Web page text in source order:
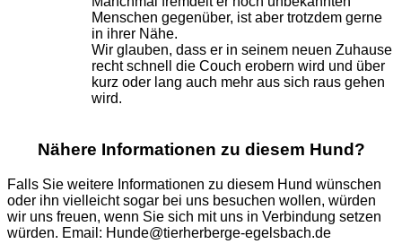
Menschen gegenüber, ist aber trotzdem gerne
in ihrer Nähe.
Wir glauben, dass er in seinem neuen Zuhause
recht schnell die Couch erobern wird und über
kurz oder lang auch mehr aus sich raus gehen
wird.
Nähere Informationen zu diesem Hund?
Falls Sie weitere Informationen zu diesem Hund wünschen
oder ihn vielleicht sogar bei uns besuchen wollen, würden
wir uns freuen, wenn Sie sich mit uns in Verbindung setzen
würden. Email: Hunde@tierherberge-egelsbach.de